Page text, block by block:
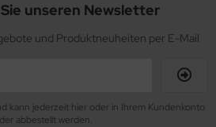
unseren Newsletter
und Produktneuheiten per E-Mail
kann jederzeit hier oder in Ihrem Kundenkonto
abbestellt werden.